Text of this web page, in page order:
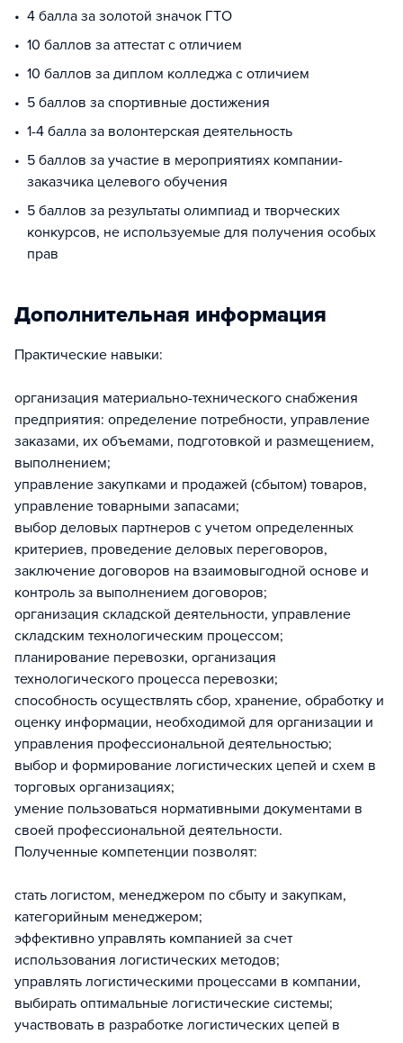
4 балла за золотой значок ГТО
10 баллов за аттестат с отличием
10 баллов за диплом колледжа с отличием
5 баллов за спортивные достижения
1-4 балла за волонтерская деятельность
5 баллов за участие в мероприятиях компании-
заказчика целевого обучения
5 баллов за результаты олимпиад и творческих
конкурсов, не используемые для получения особых
прав
Дополнительная информация
Практические навыки:
организация материально-технического снабжения
предприятия: определение потребности, управление
заказами, их объемами, подготовкой и размещением,
выполнением;
управление закупками и продажей (сбытом) товаров,
управление товарными запасами;
выбор деловых партнеров с учетом определенных
критериев, проведение деловых переговоров,
заключение договоров на взаимовыгодной основе и
контроль за выполнением договоров;
организация складской деятельности, управление
складским технологическим процессом;
планирование перевозки, организация
технологического процесса перевозки;
способность осуществлять сбор, хранение, обработку и
оценку информации, необходимой для организации и
управления профессиональной деятельностью;
выбор и формирование логистических цепей и схем в
торговых организациях;
умение пользоваться нормативными документами в
своей профессиональной деятельности.
Полученные компетенции позволят:
стать логистом, менеджером по сбыту и закупкам,
категорийным менеджером;
эффективно управлять компанией за счет
использования логистических методов;
управлять логистическими процессами в компании,
выбирать оптимальные логистические системы;
участвовать в разработке логистических цепей в